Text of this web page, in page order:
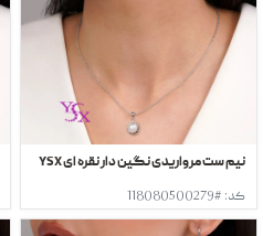
نیم ست مرواریدی نگین دار نقره ای YSX
کد: #118080500279